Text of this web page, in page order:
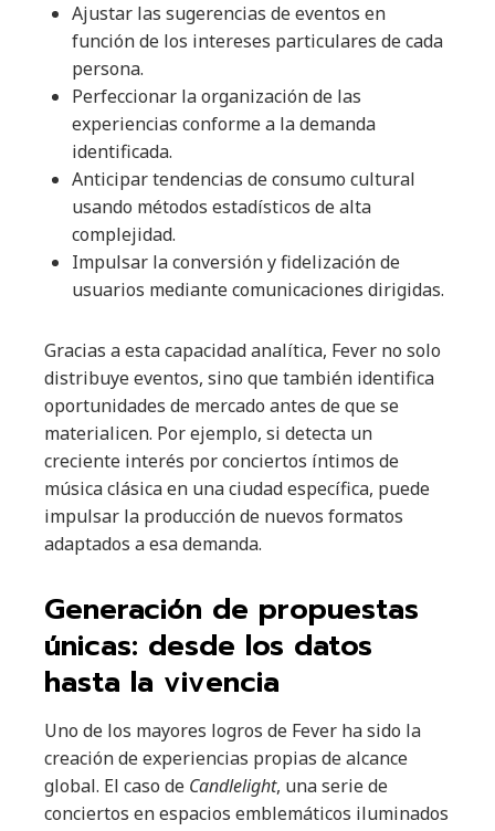
Ajustar las sugerencias de eventos en
función de los intereses particulares de cada
persona.
Perfeccionar la organización de las
experiencias conforme a la demanda
identificada.
Anticipar tendencias de consumo cultural
usando métodos estadísticos de alta
complejidad.
Impulsar la conversión y fidelización de
usuarios mediante comunicaciones dirigidas.
Gracias a esta capacidad analítica, Fever no solo
distribuye eventos, sino que también identifica
oportunidades de mercado antes de que se
materialicen. Por ejemplo, si detecta un
creciente interés por conciertos íntimos de
música clásica en una ciudad específica, puede
impulsar la producción de nuevos formatos
adaptados a esa demanda.
Generación de propuestas
únicas: desde los datos
hasta la vivencia
Uno de los mayores logros de Fever ha sido la
creación de experiencias propias de alcance
global. El caso de Candlelight, una serie de
conciertos en espacios emblemáticos iluminados